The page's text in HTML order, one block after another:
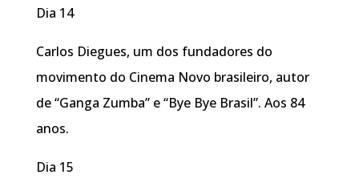
Dia 14
Carlos Diegues, um dos fundadores do
movimento do Cinema Novo brasileiro, autor
de “Ganga Zumba” e “Bye Bye Brasil”. Aos 84
anos.
Dia 15